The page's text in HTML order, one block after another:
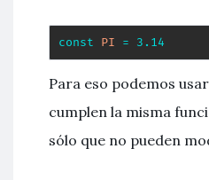
const PI = 3.14
Para eso podemos
cumplen la misma
sólo que no pueden